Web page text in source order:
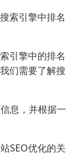
索引擎中排名
引擎中的排名
们需要了解搜
息，并根据一
SEO优化的关